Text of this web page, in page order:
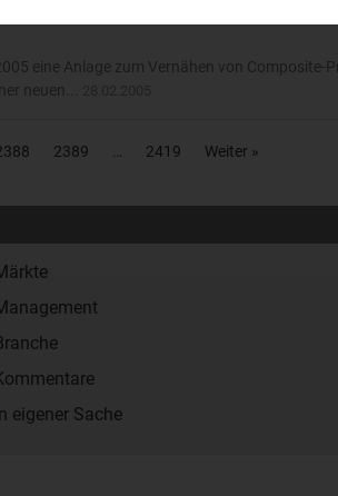
eine Anlage zum Vernähen von Composite-
neuen...
2389 2419 Weiter »
eigener Sache